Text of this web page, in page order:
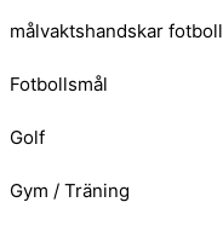
målvaktshandskar fotboll
Fotbollsmål
Golf
Gym / Träning